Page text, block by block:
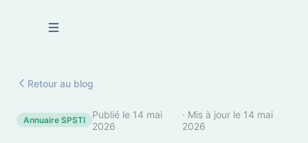
Retour au blog
Annuaire SPSTI Publié le 14 mai
2026
· Mis à jour le 14 mai
2026